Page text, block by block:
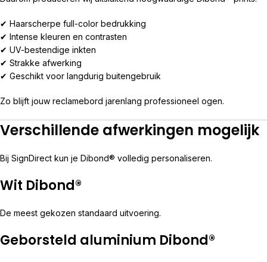
✔ Haarscherpe full-color bedrukking
✔ Intense kleuren en contrasten
✔ UV-bestendige inkten
✔ Strakke afwerking
✔ Geschikt voor langdurig buitengebruik
Zo blijft jouw reclamebord jarenlang professioneel ogen.
Verschillende afwerkingen mogelijk
Bij SignDirect kun je Dibond® volledig personaliseren.
Wit Dibond®
De meest gekozen standaard uitvoering.
Geborsteld aluminium Dibond®